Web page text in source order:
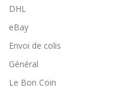
DHL
eBay
Envoi de colis
Général
Le Bon Coin